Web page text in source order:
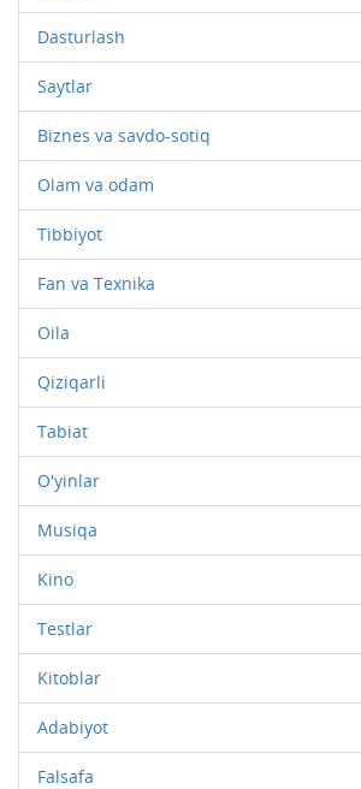
Dasturlash
Saytlar
Biznes va savdo-sotiq
Olam va odam
Tibbiyot
Fan va Texnika
Oila
Qiziqarli
Tabiat
O'yinlar
Musiqa
Kino
Testlar
Kitoblar
Adabiyot
Falsafa